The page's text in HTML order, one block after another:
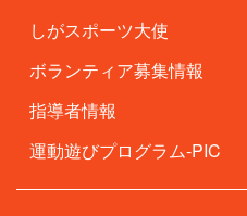
しがスポーツ大使
ボランティア募集情報
指導者情報
運動遊びプログラム-PIC